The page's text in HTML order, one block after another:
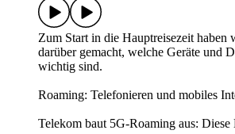
Zum Start in die Hauptreisezeit haben
darüber gemacht, welche Geräte und
wichtig sind.
Roaming: Telefonieren und mobiles
Telekom baut 5G-Roaming aus: Diese